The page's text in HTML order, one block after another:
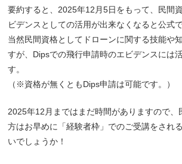
要約すると、2025年12月5日をもって、民間
ビデンスとしての活用が出来なくなると公式
当然民間資格としてドローンに関する技能や
すが、Dipsでの飛行申請時のエビデンスには
す。
（※資格が無くともDips申請は可能です。）
2025年12月まではまだ時間がありますので、
方はお早めに「経験者枠」でのご受講をされ
いでしょうか！